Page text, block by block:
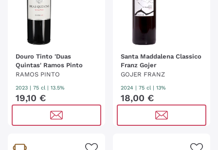
Douro Tinto 'Duas
Quintas' Ramos Pinto
RAMOS PINTO
2023 | 75 cl | 13.5%
19,10 €
Santa Maddalena Classico
Franz Gojer
GOJER FRANZ
2024 | 75 cl | 13%
18,00 €